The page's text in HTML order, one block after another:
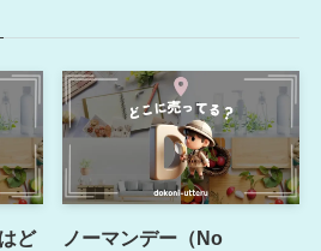
ど
ノーマンデー（No